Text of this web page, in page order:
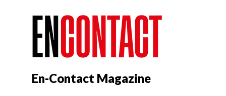
En-Contact Magazine